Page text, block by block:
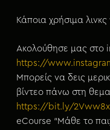
Κάποια χρήσιμα
Ακολούθησε μας στο
https://
Μπορείς να δεις
βίντεο πάνω στη
https://bit.ly/
eCourse “Μάθε το